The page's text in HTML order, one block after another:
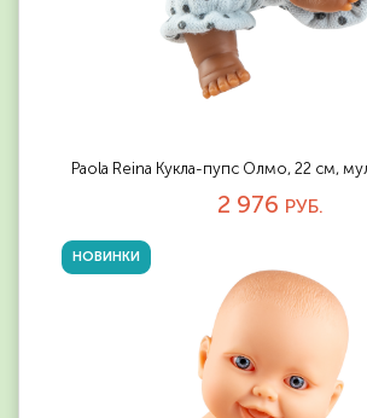
Paola Reina Кукла-пупс Олмо, 22 см,
2 976 РУБ.
НОВИНКИ